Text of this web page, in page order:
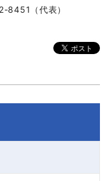
（代表）